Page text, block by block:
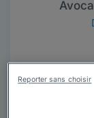
Avocat inscrit
Reporter sans choisir